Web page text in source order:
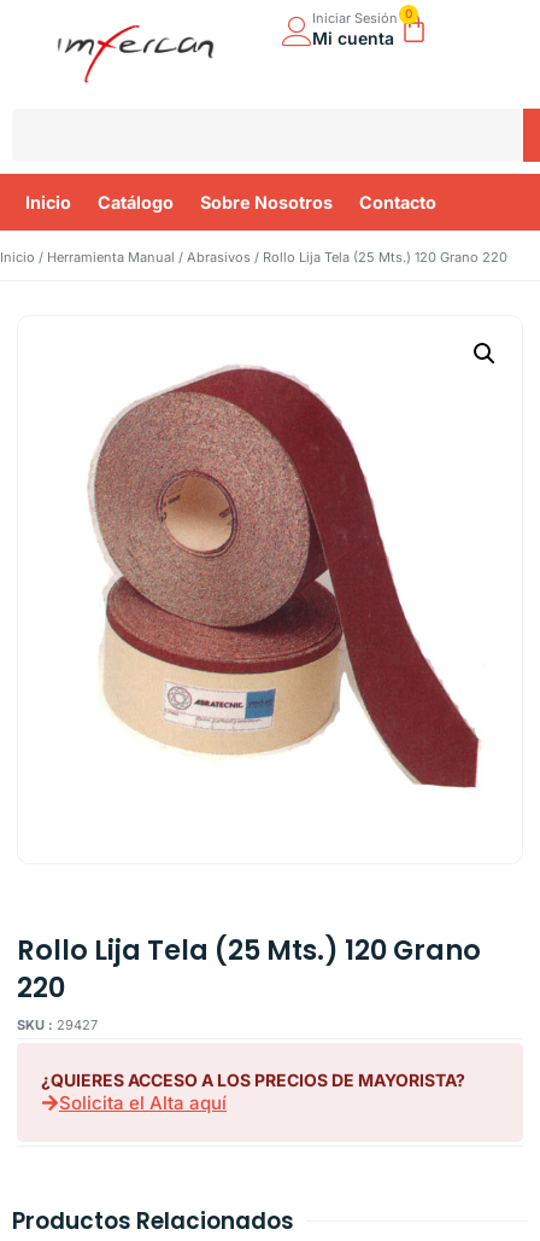
Iniciar Sesión
Mi cuenta
0
Inicio Catálogo Sobre Nosotros Contacto
Inicio / Herramienta Manual / Abrasivos / Rollo Lija Tela (25 Mts.) 120 Grano 220
Rollo Lija Tela (25 Mts.) 120 Grano
220
SKU : 29427
¿QUIERES ACCESO A LOS PRECIOS DE MAYORISTA?
Solicita el Alta aquí
Productos Relacionados